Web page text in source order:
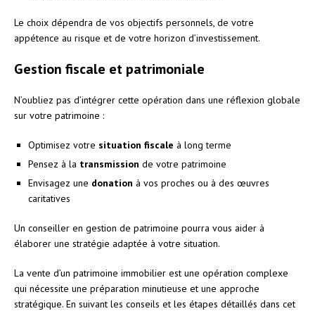
Le choix dépendra de vos objectifs personnels, de votre
appétence au risque et de votre horizon d’investissement.
Gestion fiscale et patrimoniale
N’oubliez pas d’intégrer cette opération dans une réflexion globale
sur votre patrimoine :
Optimisez votre situation fiscale à long terme
Pensez à la transmission de votre patrimoine
Envisagez une donation à vos proches ou à des œuvres
caritatives
Un conseiller en gestion de patrimoine pourra vous aider à
élaborer une stratégie adaptée à votre situation.
La vente d’un patrimoine immobilier est une opération complexe
qui nécessite une préparation minutieuse et une approche
stratégique. En suivant les conseils et les étapes détaillés dans cet